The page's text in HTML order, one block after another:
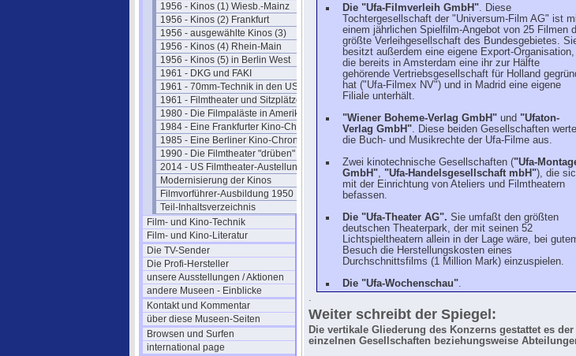
1956 - Kinos (1) Wiesb.-Mainz
1956 - Kinos (2) Frankfurt
1956 - ausgewählte Kinos (3)
1956 - Kinos (4) Rhein-Main
1956 - Kinos (5) in Berlin West
1961 - DKG und FAKI
1961 - 70mm-Technik in den USA
1961 - Filmtheater und Sitzplätze
1980 - Die Filmpaläste in Amerika
1984 - Eine Frankfurter Kino-Chronik
1985 - Eine Berliner Kino-Chronik
1990 - Die Filmtheater "drüben"
2014 - US Filmtheater-Austellung
Modernisierung der Kinos
Filmvorführer-Ausbildung 1950
Teil-Inhaltsverzeichnis
Film- und Kino-Technik
Film- und Kino-Literatur
Die TV-Sender
Die Profi-Hersteller
unsere Ausstellungen / Aktionen
andere Museen - Einblicke
Kontakt und Kommentar
über diese Museen-Seiten
Browsen und Surfen
international page
Die "Ufa-Filmverleih GmbH". Diese
Tochtergesellschaft der "Universum-Film AG" ist
einem jährlichen Spielfilm-Angebot von 25 Filmen
größte Verleihgesellschaft des Bundesgebietes.
besitzt außerdem eine eigene Export-Organisation,
die bereits in Amsterdam eine ihr zur Hälfte
gehörende Vertriebsgesellschaft für Holland
hat ("Ufa-Filmex NV") und in Madrid eine eigene
Filiale unterhält.
"Wiener Boheme-Verlag GmbH" und "Ufaton-
Verlag GmbH". Diese beiden Gesellschaften
die Buch- und Musikrechte der Ufa-Filme aus.
Zwei kinotechnische Gesellschaften ("Ufa-
GmbH", "Ufa-Handelsgesellschaft mbH"), die
mit der Einrichtung von Ateliers und Filmtheatern
befassen.
Die "Ufa-Theater AG". Sie umfaßt den größten
deutschen Theaterpark, der mit seinen 52
Lichtspieltheatern allein in der Lage wäre, bei
Besuch die Herstellungskosten eines
Durchschnittsfilms (1 Million Mark) einzuspielen.
Die "Ufa-Wochenschau".
.
Weiter schreibt der Spiegel:
Die vertikale Gliederung des Konzerns gestattet es der
einzelnen Gesellschaften beziehungsweise